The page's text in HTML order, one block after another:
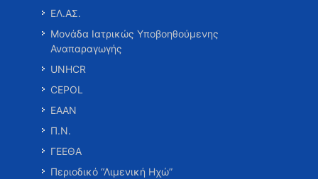
ΕΛ.ΑΣ.
Μονάδα Ιατρικώς Υποβοηθούμενης
Αναπαραγωγής
UNHCR
CEPOL
ΕΑΑΝ
Π.Ν.
ΓΕΕΘΑ
Περιοδικό “Λιμενική Ηχώ”